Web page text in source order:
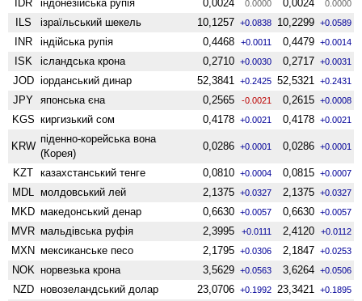
IDR індонезійська рупія 0,0024 0.0000 0,0024 0.0000
ILS ізраїльський шекель 10,1257 +0.0838 10,2299 +0.0589
INR індійська рупія 0,4468 +0.0011 0,4479 +0.0014
ISK ісландська крона 0,2710 +0.0030 0,2717 +0.0031
JOD іорданський динар 52,3841 +0.2425 52,5321 +0.2431
JPY японська єна 0,2565 -0.0021 0,2615 +0.0008
KGS киргизький сом 0,4178 +0.0021 0,4178 +0.0021
KRW
піденно-корейська вона
(Корея)
0,0286 +0.0001 0,0286 +0.0001
KZT казахстанський тенге 0,0810 +0.0004 0,0815 +0.0007
MDL молдовський лей 2,1375 +0.0327 2,1375 +0.0327
MKD македонський денар 0,6630 +0.0057 0,6630 +0.0057
MVR мальдівська руфія 2,3995 +0.0111 2,4120 +0.0112
MXN мексиканське песо 2,1795 +0.0306 2,1847 +0.0253
NOK норвезька крона 3,5629 +0.0563 3,6264 +0.0506
NZD ново­зеландський долар 23,0706 +0.1992 23,3421 +0.1895